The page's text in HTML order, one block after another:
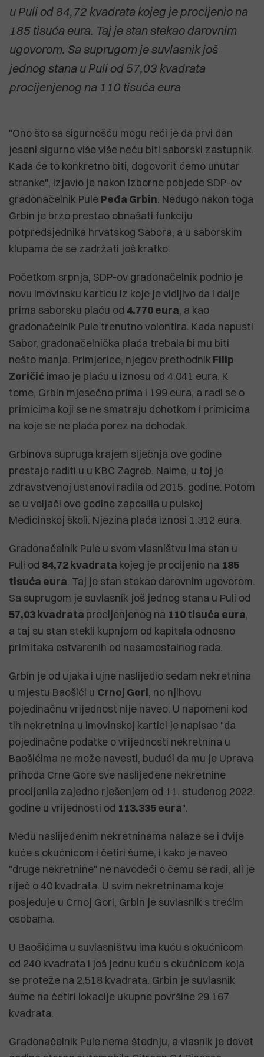
u Puli od 84,72 kvadrata kojeg je procijenio na
185 tisuća eura. Taj je stan stekao darovnim
ugovorom. Sa suprugom je suvlasnik još
jednog stana u Puli od 57,03 kvadrata
procijenjenog na 110 tisuća eura
"Ono što sa sigurnošću mogu reći je da prvi dan
jeseni sigurno više više neću biti saborski zastupnik.
Kada će to konkretno biti, dogovorit ćemo unutar
stranke", izjavio je nakon izborne pobjede SDP-ov
gradonačelnik Pule Peđa Grbin. Nedugo nakon toga
Grbin je brzo prestao obnašati funkciju
potpredsjednika hrvatskog Sabora, a u saborskim
klupama će se zadržati još kratko.
Početkom srpnja, SDP-ov gradonačelnik podnio je
novu imovinsku karticu iz koje je vidljivo da i dalje
prima saborsku plaću od 4.770 eura, a kao
gradonačelnik Pule trenutno volontira. Kada napusti
Sabor, gradonačelnička plaća trebala bi mu biti
nešto manja. Primjerice, njegov prethodnik Filip
Zoričić imao je plaću u iznosu od 4.041 eura. K
tome, Grbin mjesečno prima i 199 eura, a radi se o
primicima koji se ne smatraju dohotkom i primicima
na koje se ne plaća porez na dohodak.
Grbinova supruga krajem siječnja ove godine
prestaje raditi u u KBC Zagreb. Naime, u toj je
zdravstvenoj ustanovi radila od 2015. godine. Potom
se u veljači ove godine zaposlila u pulskoj
Medicinskoj školi. Njezina plaća iznosi 1.312 eura.
Gradonačelnik Pule u svom vlasništvu ima stan u
Puli od 84,72 kvadrata kojeg je procijenio na 185
tisuća eura. Taj je stan stekao darovnim ugovorom.
Sa suprugom je suvlasnik još jednog stana u Puli od
57,03 kvadrata procijenjenog na 110 tisuća eura,
a taj su stan stekli kupnjom od kapitala odnosno
primitaka ostvarenih od nesamostalnog rada.
Grbin je od ujaka i ujne naslijedio sedam nekretnina
u mjestu Baošići u Crnoj Gori, no njihovu
pojedinačnu vrijednost nije naveo. U napomeni kod
tih nekretnina u imovinskoj kartici je napisao "da
pojedinačne podatke o vrijednosti nekretnina u
Baošićima ne može navesti, budući da mu je Uprava
prihoda Crne Gore sve naslijeđene nekretnine
procijenila zajedno rješenjem od 11. studenog 2022.
godine u vrijednosti od 113.335 eura".
Među naslijeđenim nekretninama nalaze se i dvije
kuće s okućnicom i četiri šume, i kako je naveo
"druge nekretnine" ne navodeći o čemu se radi, ali je
riječ o 40 kvadrata. U svim nekretninama koje
posjeduje u Crnoj Gori, Grbin je suvlasnik s trećim
osobama.
U Baošićima u suvlasništvu ima kuću s okućnicom
od 240 kvadrata i još jednu kuću s okućnicom koja
se proteže na 2.518 kvadrata. Grbin je suvlasnik
šume na četiri lokacije ukupne površine 29.167
kvadrata.
Gradonačelnik Pule nema štednju, a vlasnik je devet